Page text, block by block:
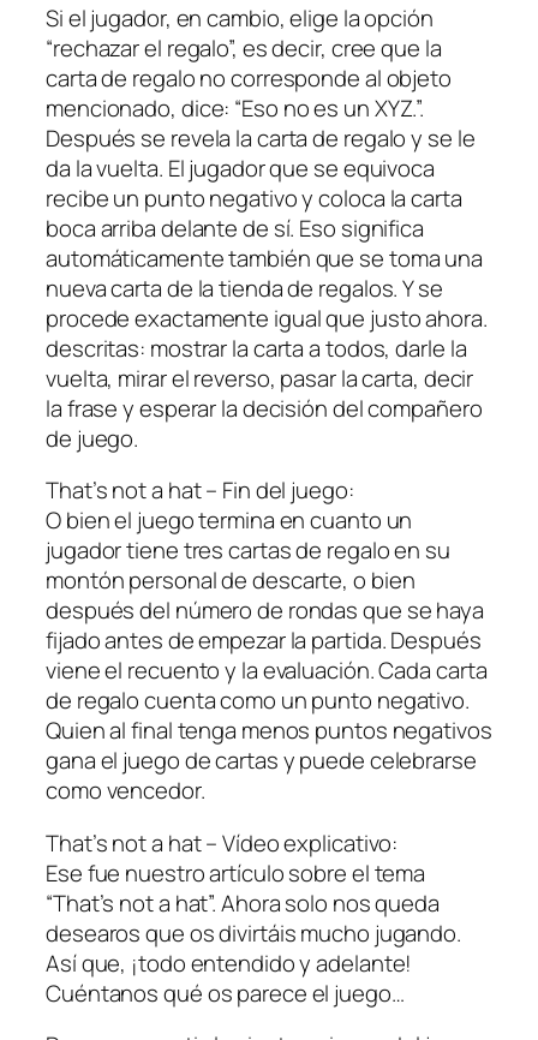
Si el jugador, en cambio, elige la opción
“rechazar el regalo”, es decir, cree que la
carta de regalo no corresponde al objeto
mencionado, dice: “Eso no es un XYZ.”.
Después se revela la carta de regalo y se le
da la vuelta. El jugador que se equivoca
recibe un punto negativo y coloca la carta
boca arriba delante de sí. Eso significa
automáticamente también que se toma una
nueva carta de la tienda de regalos. Y se
procede exactamente igual que justo ahora.
descritas: mostrar la carta a todos, darle la
vuelta, mirar el reverso, pasar la carta, decir
la frase y esperar la decisión del compañero
de juego.
That’s not a hat – Fin del juego:
O bien el juego termina en cuanto un
jugador tiene tres cartas de regalo en su
montón personal de descarte, o bien
después del número de rondas que se haya
fijado antes de empezar la partida. Después
viene el recuento y la evaluación. Cada carta
de regalo cuenta como un punto negativo.
Quien al final tenga menos puntos negativos
gana el juego de cartas y puede celebrarse
como vencedor.
That’s not a hat – Vídeo explicativo:
Ese fue nuestro artículo sobre el tema
“That’s not a hat”. Ahora solo nos queda
desearos que os divirtáis mucho jugando.
Así que, ¡todo entendido y adelante!
Cuéntanos qué os parece el juego…